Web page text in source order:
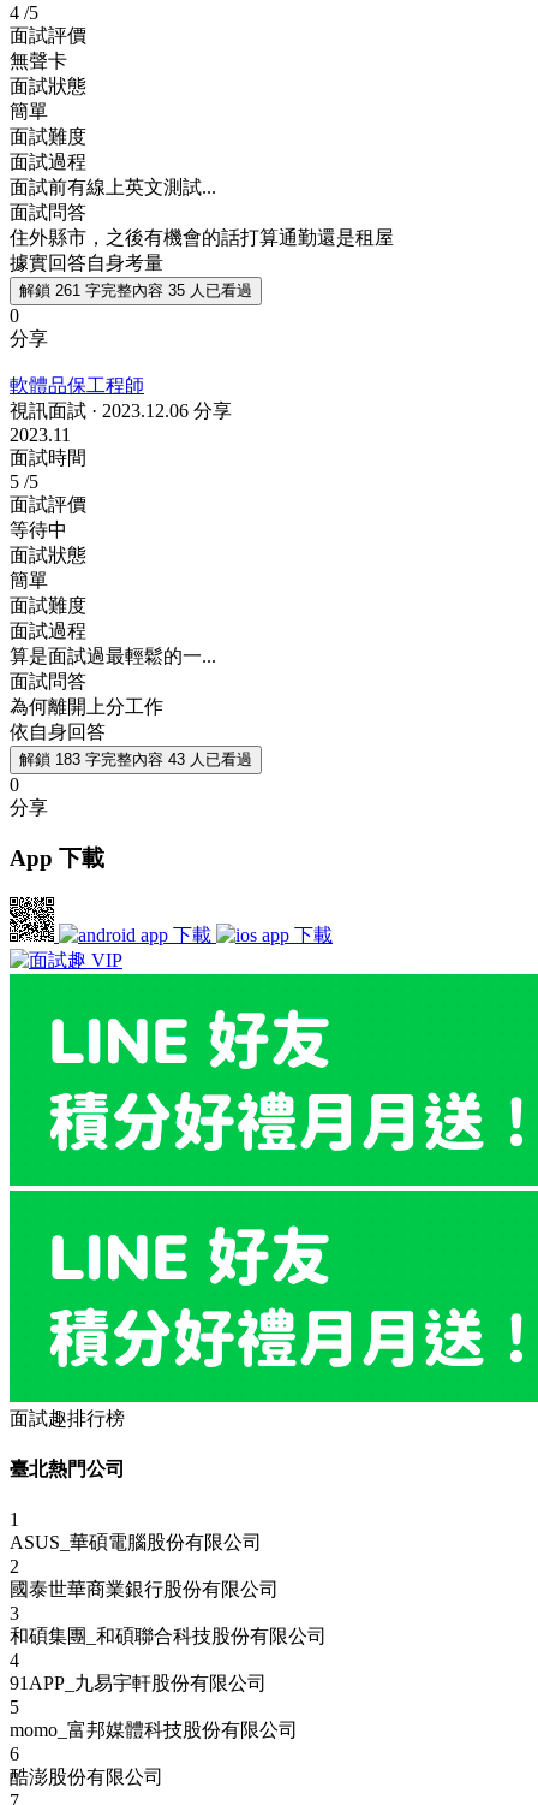
4 /5
面試評價
無聲卡
面試狀態
簡單
面試難度
面試過程
面試前有線上英文測試...
面試問答
住外縣市，之後有機會的話打算通勤還是租屋
據實回答自身考量
解鎖 261 字完整內容 35 人已看過
0
分享
軟體品保工程師
視訊面試 · 2023.12.06 分享
2023.11
面試時間
5 /5
面試評價
等待中
面試狀態
簡單
面試難度
面試過程
算是面試過最輕鬆的一...
面試問答
為何離開上分工作
依自身回答
解鎖 183 字完整內容 43 人已看過
0
分享
App 下載
面試趣排行榜
臺北熱門公司
1
ASUS_華碩電腦股份有限公司
2
國泰世華商業銀行股份有限公司
3
和碩集團_和碩聯合科技股份有限公司
4
91APP_九易宇軒股份有限公司
5
momo_富邦媒體科技股份有限公司
6
酷澎股份有限公司
7